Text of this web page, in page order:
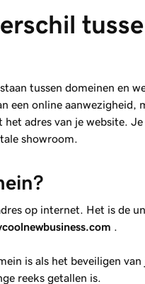
tussen domeinen en
een online aanwezigheid,
adres van je website.
showroom.
op internet. Het is de
is als het beveiligen
reeks getallen is.